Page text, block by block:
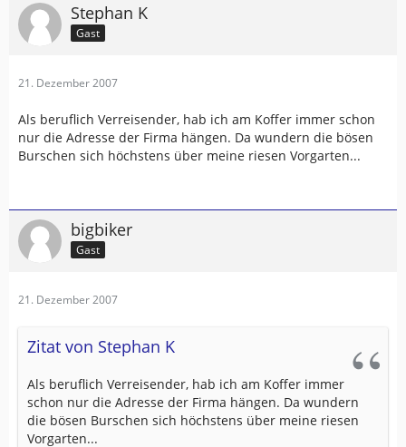
Stephan K
Gast
21. Dezember 2007
Als beruflich Verreisender, hab ich am Koffer immer schon
nur die Adresse der Firma hängen. Da wundern die bösen
Burschen sich höchstens über meine riesen Vorgarten...
bigbiker
Gast
21. Dezember 2007
Zitat von Stephan K
Als beruflich Verreisender, hab ich am Koffer immer
schon nur die Adresse der Firma hängen. Da wundern
die bösen Burschen sich höchstens über meine riesen
Vorgarten...